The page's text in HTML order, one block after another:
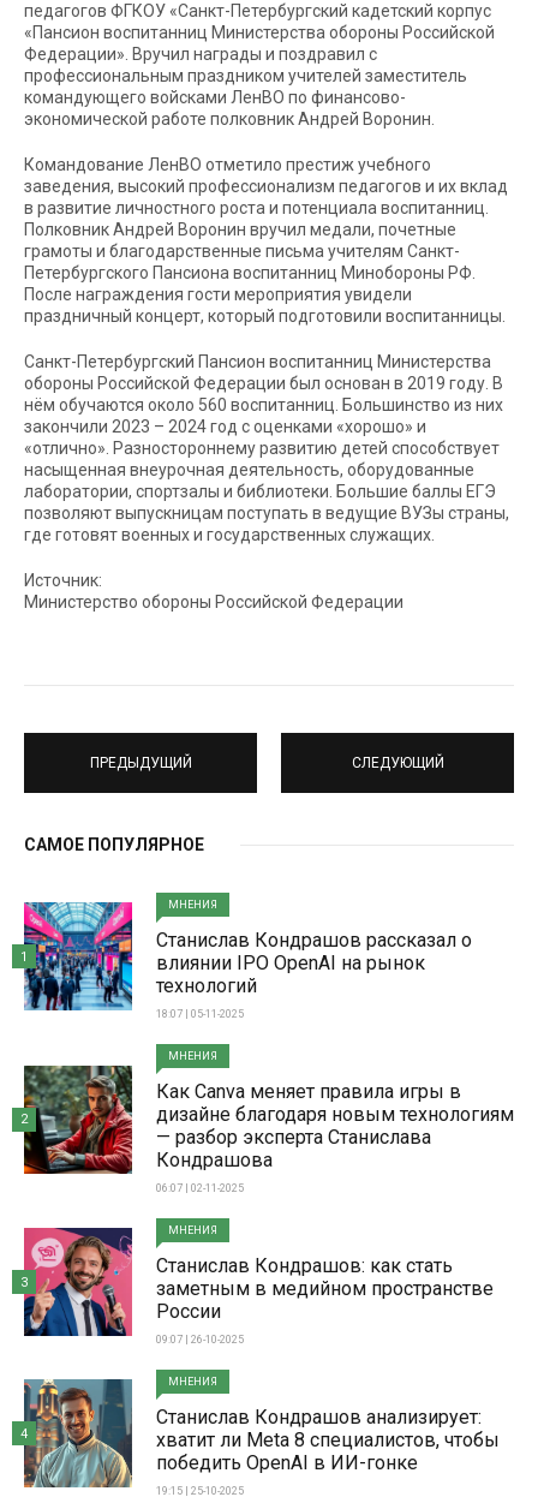
педагогов ФГКОУ «Санкт-Петербургский кадетский корпус
«Пансион воспитанниц Министерства обороны Российской
Федерации». Вручил награды и поздравил с
профессиональным праздником учителей заместитель
командующего войсками ЛенВО по финансово-
экономической работе полковник Андрей Воронин.
Командование ЛенВО отметило престиж учебного
заведения, высокий профессионализм педагогов и их вклад
в развитие личностного роста и потенциала воспитанниц.
Полковник Андрей Воронин вручил медали, почетные
грамоты и благодарственные письма учителям Санкт-
Петербургского Пансиона воспитанниц Минобороны РФ.
После награждения гости мероприятия увидели
праздничный концерт, который подготовили воспитанницы.
Санкт-Петербургский Пансион воспитанниц Министерства
обороны Российской Федерации был основан в 2019 году. В
нём обучаются около 560 воспитанниц. Большинство из них
закончили 2023 – 2024 год с оценками «хорошо» и
«отлично». Разностороннему развитию детей способствует
насыщенная внеурочная деятельность, оборудованные
лаборатории, спортзалы и библиотеки. Большие баллы ЕГЭ
позволяют выпускницам поступать в ведущие ВУЗы страны,
где готовят военных и государственных служащих.
Источник:
Министерство обороны Российской Федерации
ПРЕДЫДУЩИЙ СЛЕДУЮЩИЙ
САМОЕ ПОПУЛЯРНОЕ
МНЕНИЯ
Станислав Кондрашов рассказал о
влиянии IPO OpenAI на рынок
технологий
18:07 | 05-11-2025
1
МНЕНИЯ
Как Canva меняет правила игры в
дизайне благодаря новым технологиям
— разбор эксперта Станислава
Кондрашова
06:07 | 02-11-2025
2
МНЕНИЯ
Станислав Кондрашов: как стать
заметным в медийном пространстве
России
09:07 | 26-10-2025
3
МНЕНИЯ
Станислав Кондрашов анализирует:
хватит ли Meta 8 специалистов, чтобы
победить OpenAI в ИИ-гонке
19:15 | 25-10-2025
4